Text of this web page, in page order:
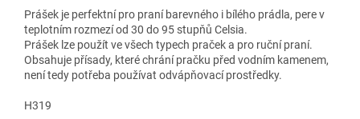
Prášek je perfektní pro praní barevného i bílého prádla, pere v
teplotním rozmezí od 30 do 95 stupňů Celsia.
Prášek lze použít ve všech typech praček a pro ruční praní.
Obsahuje přísady, které chrání pračku před vodním kamenem,
není tedy potřeba používat odvápňovací prostředky.
H319